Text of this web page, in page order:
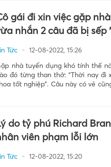
gái đi xin việc gặp
nhắn 2 câu đã bị sếp
Tức
12-08-2022, 15:26
nhà tuyển dụng khó tính thế
đó từng than thở: “Thời nay đi
tốt nghiệp”. Câu này có vẻ
do tỷ phú Richard
viên phạm lỗi lớn
Tức
12-08-2022, 15:20